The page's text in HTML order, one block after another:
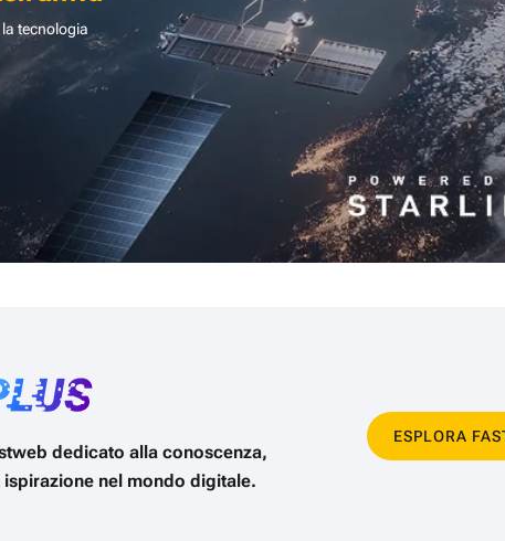
tecnologia
dedicato alla conoscenza,
nel mondo digitale.
ESPLORA